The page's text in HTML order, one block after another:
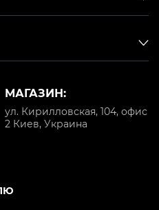
МАГАЗИН:
ул. Кирилловская, 104, офис
2 Киев, Украина